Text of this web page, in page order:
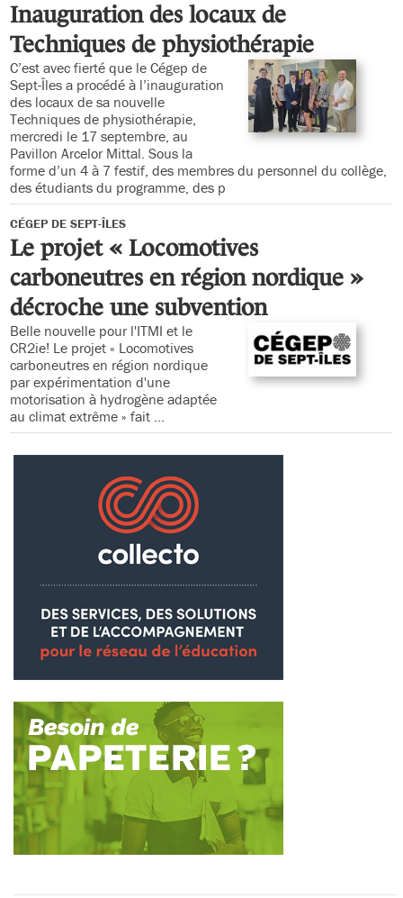
Inauguration des locaux de
Techniques de physiothérapie
C’est avec fierté que le Cégep de
Sept-Îles a procédé à l’inauguration
des locaux de sa nouvelle
Techniques de physiothérapie,
mercredi le 17 septembre, au
Pavillon Arcelor Mittal. Sous la
forme d’un 4 à 7 festif, des membres du personnel du collège,
des étudiants du programme, des p
CÉGEP DE SEPT-ÎLES
Le projet « Locomotives
carboneutres en région nordique »
décroche une subvention
Belle nouvelle pour l'ITMI et le
CR2ie! Le projet « Locomotives
carboneutres en région nordique
par expérimentation d'une
motorisation à hydrogène adaptée
au climat extrême » fait ...